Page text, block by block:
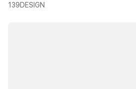
139DESIGN